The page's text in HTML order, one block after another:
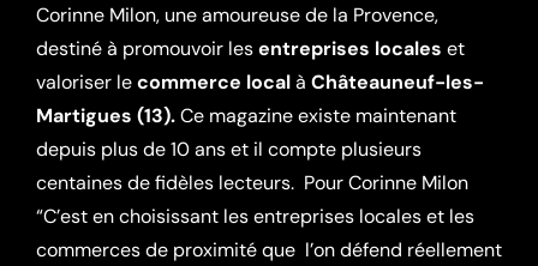
Corinne Milon, une amoureuse de la Provence,
destiné à promouvoir lesentreprises locales et
valoriser lecommerce localà Châteauneuf-les-
Martigues (13).Ce magazine existe maintenant
depuis plus de 10 ans et il compte plusieurs
centaines de fidèles lecteurs. Pour Corinne Milon
“C’est en choisissant les entreprises locales et les
commerces de proximité que l’on défend réellement